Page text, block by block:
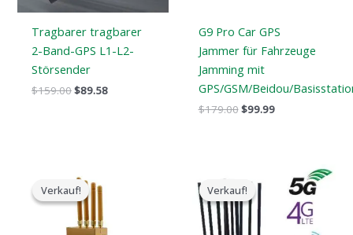
Tragbarer tragbarer
2-Band-GPS L1-L2-
Störsender
$159.00$89.58
G9 Pro Car GPS
Jammer für Fahrzeuge
Jamming mit
GPS/GSM/Beidou/
$179.00$99.99
Verkauf!
Verkauf!
ursprüngliche
Preis
war:
$319.00.
Verkauf!
Verkauf!
ursprüngliche
Preis
war:
$1,099.00.
aktuelle
Preis
ist:
$616.99.